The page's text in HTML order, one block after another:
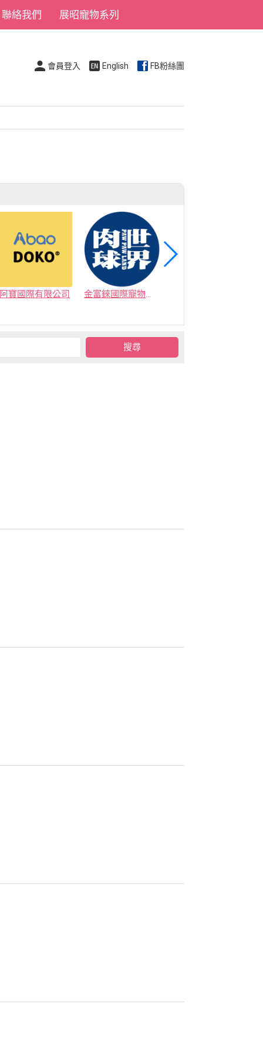
聯絡我們 展昭寵物系列
會員登入 English FB粉絲團
寶國際有限公司 金富錸國際寵物有限公司